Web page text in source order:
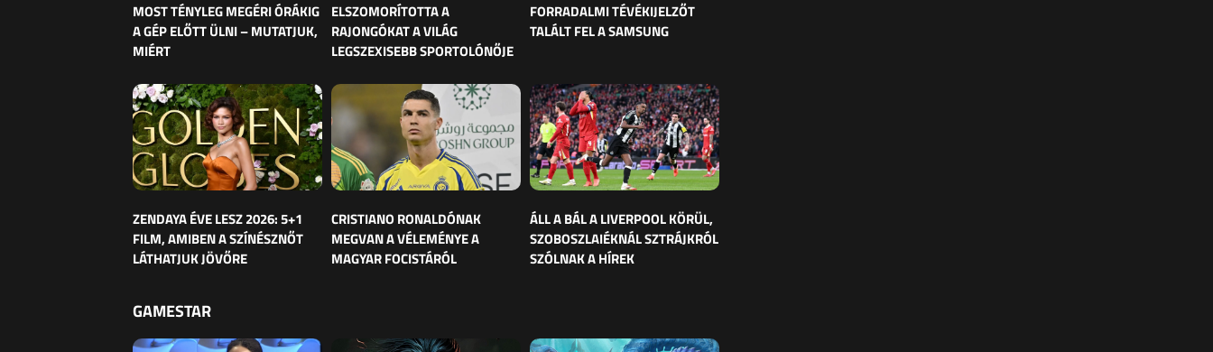
MOST TÉNYLEG MEGÉRI ÓRÁKIG
A GÉP ELŐTT ÜLNI – MUTATJUK,
MIÉRT
ELSZOMORÍTOTTA A
RAJONGÓKAT A VILÁG
LEGSZEXISEBB SPORTOLÓNŐJE
FORRADALMI TÉVÉKIJELZŐT
TALÁLT FEL A SAMSUNG
ZENDAYA ÉVE LESZ 2026: 5+1
FILM, AMIBEN A SZÍNÉSZNŐT
LÁTHATJUK JÖVŐRE
CRISTIANO RONALDÓNAK
MEGVAN A VÉLEMÉNYE A
MAGYAR FOCISTÁRÓL
ÁLL A BÁL A LIVERPOOL KÖRÜL,
SZOBOSZLAIÉKNÁL SZTRÁJKRÓL
SZÓLNAK A HÍREK
GAMESTAR